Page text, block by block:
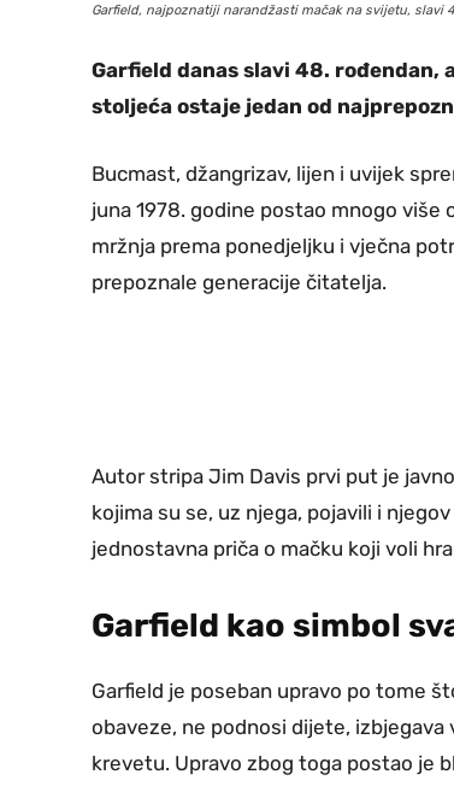
Garfield, najpoznatiji narandžasti mačak na svijetu, slavi
Garfield danas slavi 48. rođendan,
stoljeća ostaje jedan od
Bucmast, džangrizav, lijen i uvijek
juna 1978. godine postao mnogo više
mržnja prema ponedjeljku i vječna
prepoznale generacije čitatelja.
Autor stripa Jim Davis prvi put je
kojima su se, uz njega, pojavili i
jednostavna priča o mačku koji voli
Garfield kao simbol
Garfield je poseban upravo po tome
obaveze, ne podnosi dijete,
krevetu. Upravo zbog toga postao je